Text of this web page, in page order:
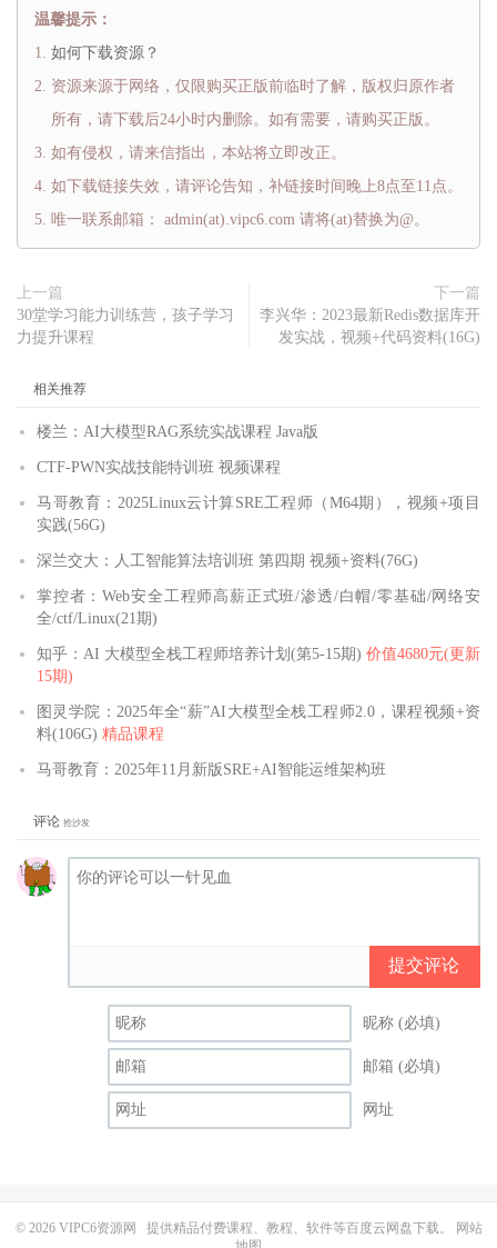
温馨提示：
如何下载资源？
资源来源于网络，仅限购买正版前临时了解，版权归原作者
所有，请下载后24小时内删除。如有需要，请购买正版。
如有侵权，请来信指出，本站将立即改正。
如下载链接失效，请评论告知，补链接时间晚上8点至11点。
唯一联系邮箱： admin(at).vipc6.com 请将(at)替换为@。
上一篇
30堂学习能力训练营，孩子学习
力提升课程
下一篇
李兴华：2023最新Redis数据库开
发实战，视频+代码资料(16G)
相关推荐
楼兰：AI大模型RAG系统实战课程 Java版
CTF-PWN实战技能特训班 视频课程
马哥教育：2025Linux云计算SRE工程师（M64期），视频+项目
实践(56G)
深兰交大：人工智能算法培训班 第四期 视频+资料(76G)
掌控者：Web安全工程师高薪正式班/渗透/白帽/零基础/网络安
全/ctf/Linux(21期)
知乎：AI 大模型全栈工程师培养计划(第5-15期) 价值4680元(更新
15期)
图灵学院：2025年全“薪”AI大模型全栈工程师2.0，课程视频+资
料(106G) 精品课程
马哥教育：2025年11月新版SRE+AI智能运维架构班
评论 抢沙发
提交评论
昵称 (必填)
邮箱 (必填)
网址
© 2026 VIPC6资源网 提供精品付费课程、教程、软件等百度云网盘下载。
网站